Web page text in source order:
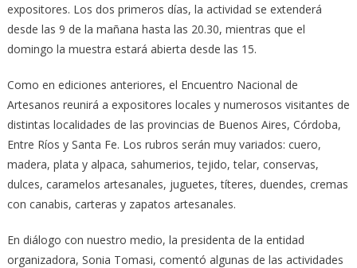
expositores. Los dos primeros días, la actividad se extenderá
desde las 9 de la mañana hasta las 20.30, mientras que el
domingo la muestra estará abierta desde las 15.
Como en ediciones anteriores, el Encuentro Nacional de
Artesanos reunirá a expositores locales y numerosos visitantes de
distintas localidades de las provincias de Buenos Aires, Córdoba,
Entre Ríos y Santa Fe. Los rubros serán muy variados: cuero,
madera, plata y alpaca, sahumerios, tejido, telar, conservas,
dulces, caramelos artesanales, juguetes, títeres, duendes, cremas
con canabis, carteras y zapatos artesanales.
En diálogo con nuestro medio, la presidenta de la entidad
organizadora, Sonia Tomasi, comentó algunas de las actividades